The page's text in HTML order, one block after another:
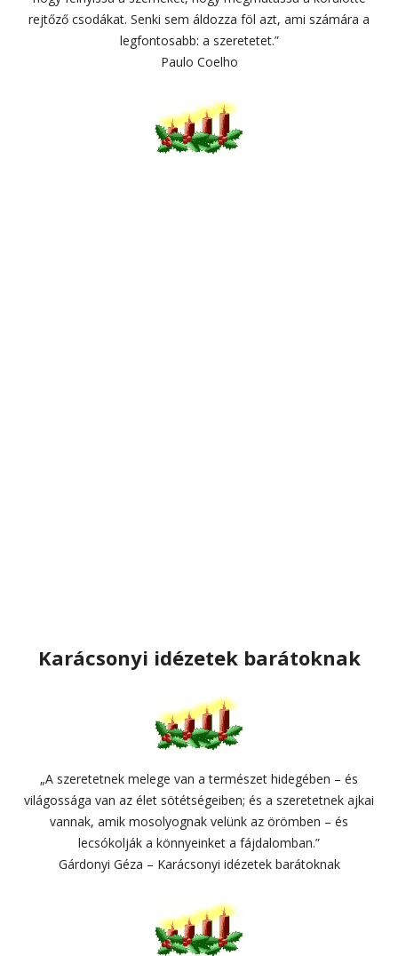
rejtőző csodákat. Senki sem áldozza föl azt, ami számára a
legfontosabb: a szeretetet.”
Paulo Coelho
Karácsonyi idézetek barátoknak
„A szeretetnek melege van a természet hidegében – és
világossága van az élet sötétségeiben; és a szeretetnek ajkai
vannak, amik mosolyognak velünk az örömben – és
lecsókolják a könnyeinket a fájdalomban.”
Gárdonyi Géza – Karácsonyi idézetek barátoknak